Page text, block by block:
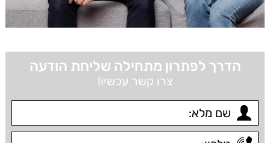
הדרך לפתרון מתחילה שליחת הודעה
צרו קשר עכשיו!